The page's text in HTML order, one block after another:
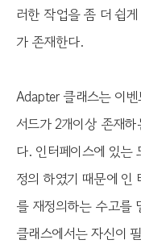
러한 작업을 좀 더 쉽
가 존재한다.
Adapter 클래스는 이
서드가 2개이상 존재
다. 인터페이스에 있
정의 하였기 때문에 인
를 재정의하는 수고를
클래스에서는 자신이